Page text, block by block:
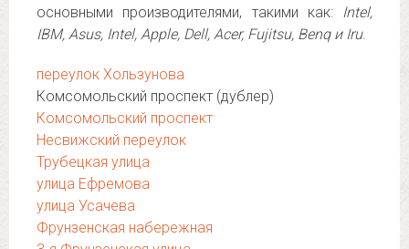
основными производителями, такими как: Intel,
IBM, Asus, Intel, Apple, Dell, Acer, Fujitsu, Benq и Iru.
переулок Хользунова
Комсомольский проспект (дублер)
Комсомольский проспект
Несвижский переулок
Трубецкая улица
улица Ефремова
улица Усачева
Фрунзенская набережная